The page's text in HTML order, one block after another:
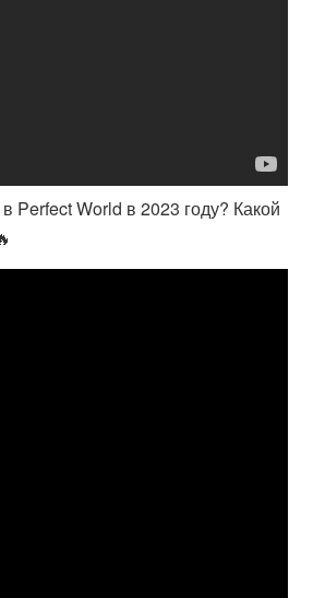
Perfect World в 2023 году? Какой